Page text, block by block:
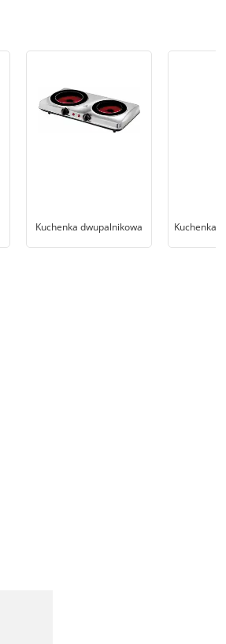
Kuchenka dwupalnikowa Kuchenka